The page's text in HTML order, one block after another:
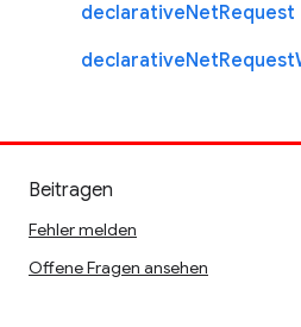
declarativeNetRequest
Beitragen
Fehler melden
Offene Fragen ansehen